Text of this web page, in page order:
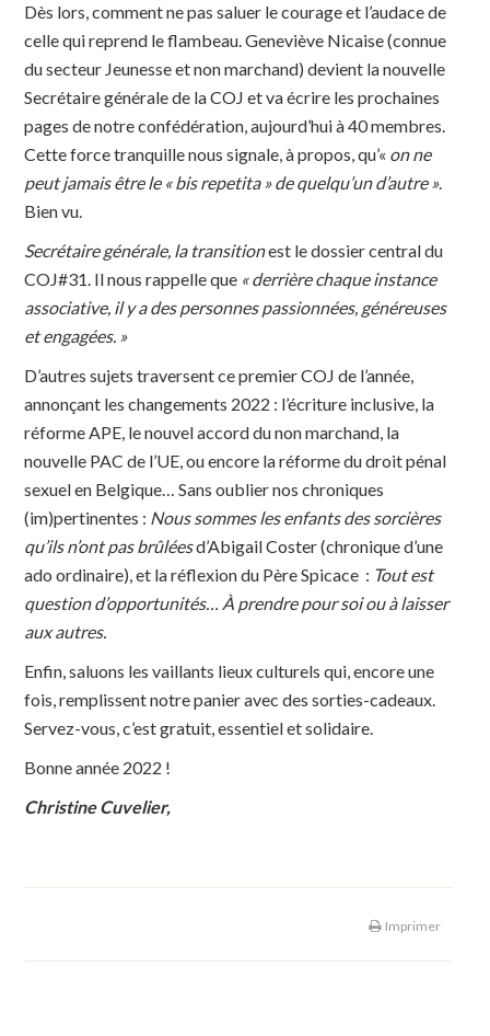
Dès lors, comment ne pas saluer le courage et l’audace de
celle qui reprend le flambeau. Geneviève Nicaise (connue
du secteur Jeunesse et non marchand) devient la nouvelle
Secrétaire générale de la COJ et va écrire les prochaines
pages de notre confédération, aujourd’hui à 40 membres.
Cette force tranquille nous signale, à propos, qu’« on ne
peut jamais être le « bis repetita » de quelqu’un d’autre ».
Bien vu.
Secrétaire générale, la transitionest le dossier central du
COJ#31. Il nous rappelle que « derrière chaque instance
associative, il y a des personnes passionnées, généreuses
et engagées. »
D’autres sujets traversent ce premier COJ de l’année,
annonçant les changements 2022 : l’écriture inclusive, la
réforme APE, le nouvel accord du non marchand, la
nouvelle PAC de l’UE, ou encore la réforme du droit pénal
sexuel en Belgique… Sans oublier nos chroniques
(im)pertinentes : Nous sommes les enfants des sorcières
qu’ils n’ont pas brûléesd’Abigail Coster (chronique d’une
ado ordinaire), et la réflexion du Père Spicace : Tout est
question d’opportunités… À prendre pour soi ou à laisser
aux autres.
Enfin, saluons les vaillants lieux culturels qui, encore une
fois, remplissent notre panier avec des sorties-cadeaux.
Servez-vous, c’est gratuit, essentiel et solidaire.
Bonne année 2022 !
Christine Cuvelier,
Imprimer